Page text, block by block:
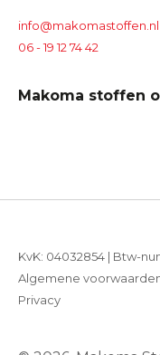
info@makomastoffen.nl
06 - 19 12 74 42
Makoma stoffen
KvK: 04032854 | Btw-
Algemene
Privacy